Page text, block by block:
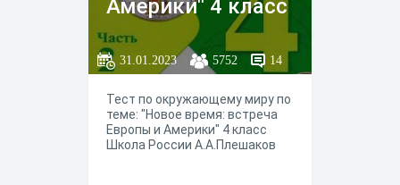
Америки" 4 класс
Школа России
А.А.Плешаков
31.01.2023 5752 14
Тест по окружающему миру по
теме: "Новое время: встреча
Европы и Америки" 4 класс
Школа России А.А.Плешаков